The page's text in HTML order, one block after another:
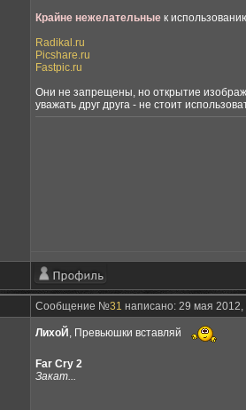
Крайне нежелательные к
Radikal.ru
Picshare.ru
Fastpic.ru
Они не запрещены, но открытие
уважать друг друга - не стоит
Сообщение №31 написано: 29 мая 2012,
ЛихоЙ , Превьюшки вставляй
Far Cry 2
Закат...